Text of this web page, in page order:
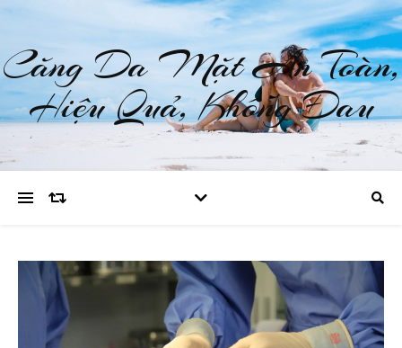
Căng Da Mặt An Toàn,
Hiệu Quả, Không Đau